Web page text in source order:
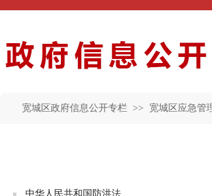
宽城区政府信息公开专栏 >> 宽城区应急管
中华人民共和国防洪法